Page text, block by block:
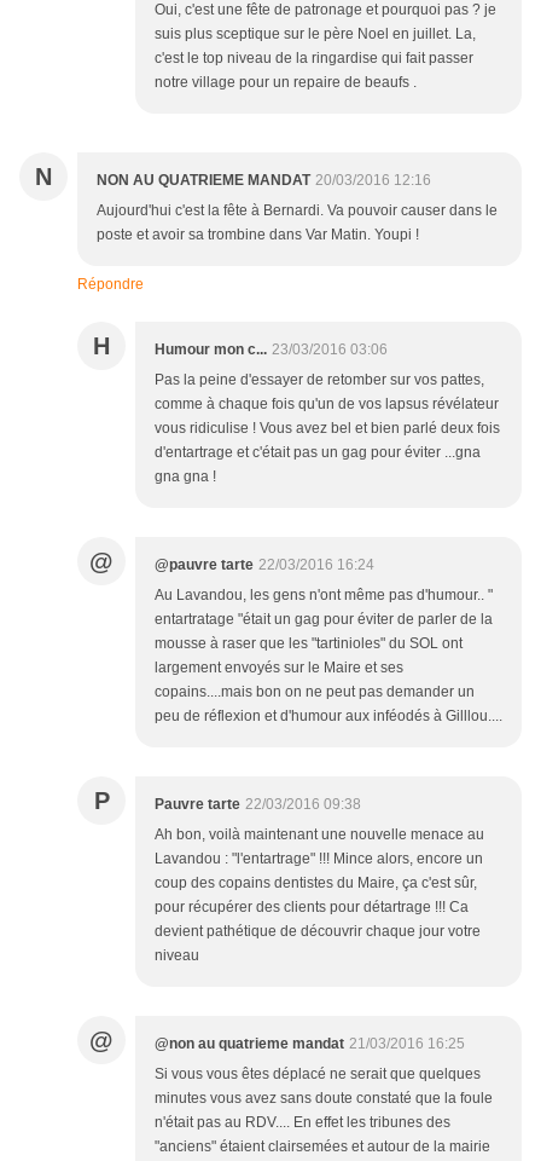
Oui, c'est une fête de patronage et pourquoi pas ? je
suis plus sceptique sur le père Noel en juillet. La,
c'est le top niveau de la ringardise qui fait passer
notre village pour un repaire de beaufs .
N NON AU QUATRIEME MANDAT 20/03/2016 12:16
Aujourd'hui c'est la fête à Bernardi. Va pouvoir causer dans le
poste et avoir sa trombine dans Var Matin. Youpi !
Répondre
H Humour mon c... 23/03/2016 03:06
Pas la peine d'essayer de retomber sur vos pattes,
comme à chaque fois qu'un de vos lapsus révélateur
vous ridiculise ! Vous avez bel et bien parlé deux fois
d'entartrage et c'était pas un gag pour éviter ...gna
gna gna !
@ @pauvre tarte 22/03/2016 16:24
Au Lavandou, les gens n'ont même pas d'humour.. "
entartratage "était un gag pour éviter de parler de la
mousse à raser que les "tartinioles" du SOL ont
largement envoyés sur le Maire et ses
copains....mais bon on ne peut pas demander un
peu de réflexion et d'humour aux inféodés à Gilllou....
P Pauvre tarte 22/03/2016 09:38
Ah bon, voilà maintenant une nouvelle menace au
Lavandou : "l'entartrage" !!! Mince alors, encore un
coup des copains dentistes du Maire, ça c'est sûr,
pour récupérer des clients pour détartrage !!! Ca
devient pathétique de découvrir chaque jour votre
niveau
@ @non au quatrieme mandat 21/03/2016 16:25
Si vous vous êtes déplacé ne serait que quelques
minutes vous avez sans doute constaté que la foule
n'était pas au RDV.... En effet les tribunes des
"anciens" étaient clairsemées et autour de la mairie